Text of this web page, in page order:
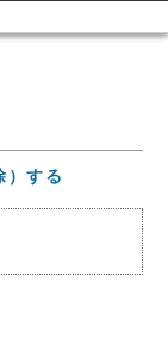
）する